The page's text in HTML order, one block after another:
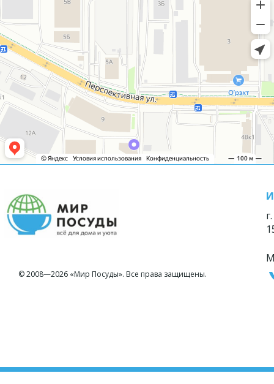
© 2008—2026 «Мир Посуды». Все права защищены.